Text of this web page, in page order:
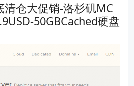
清仓大促销-洛杉矶MC
50GBCached硬盘